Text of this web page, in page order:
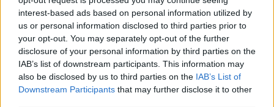
interest-based ads based on personal information utilized by
us or personal information disclosed to third parties prior to
your opt-out. You may separately opt-out of the further
disclosure of your personal information by third parties on the
IAB’s list of downstream participants. This information may
also be disclosed by us to third parties on the IAB’s List of
Downstream Participants that may further disclose it to other
Zpravodajství
Příbram modernizuje parkovací automaty.
Přibudou i tři nové poblíž Svaté Hory
Středočeský kraj upravil pravidla soutěže.
Obce nově získají body i za předcházení